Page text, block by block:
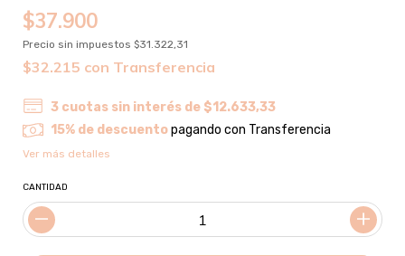
$37.900
Precio sin impuestos $31.322,31
$32.215 con Transferencia
3 cuotas sin interés de $12.633,33
15% de descuentopagando con Transferencia
Ver más detalles
CANTIDAD